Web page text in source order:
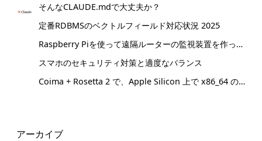
そんなCLAUDE.mdで大丈夫か？
定番RDBMSのベクトルフィールド対応状況 2025
Raspberry Piを使って遠隔ルーターの監視装置を作ってみた。
スマホのセキュリティ対策と適度なバランス
Coima + Rosetta 2 で、Apple Silicon 上で x86_64 の Docker イメージをビルドする (Docker desktop やめる)
アーカイブ